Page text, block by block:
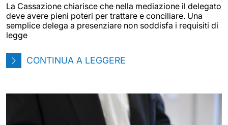
La Cassazione chiarisce che nella mediazione il delegato
deve avere pieni poteri per trattare e conciliare. Una
semplice delega a presenziare non soddisfa i requisiti di
legge
CONTINUA A LEGGERE